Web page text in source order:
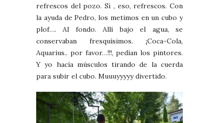
refrescos del pozo. Si , eso, refrescos. Con
la ayuda de Pedro, los metimos en un cubo y
plof…. Al fondo. Allí bajo el agua, se
conservaban fresquísimos. ¡Coca-Cola,
Aquarius.. por favor…!!!, pedían los pintores.
Y yo hacía músculos tirando de la cuerda
para subir el cubo. Muuuyyyyy divertido.